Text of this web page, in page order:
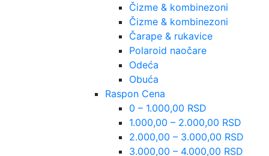
Čizme & kombinezoni
Čizme & kombinezoni
Čarape & rukavice
Polaroid naočare
Odeća
Obuća
Raspon Cena
0 – 1.000,00 RSD
1.000,00 – 2.000,00 RSD
2.000,00 – 3.000,00 RSD
3.000,00 – 4.000,00 RSD